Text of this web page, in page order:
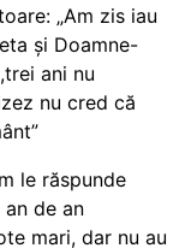
„Am zis iau
și Doamne-
ani nu
nu cred că
le răspunde
de an
mari, dar nu au